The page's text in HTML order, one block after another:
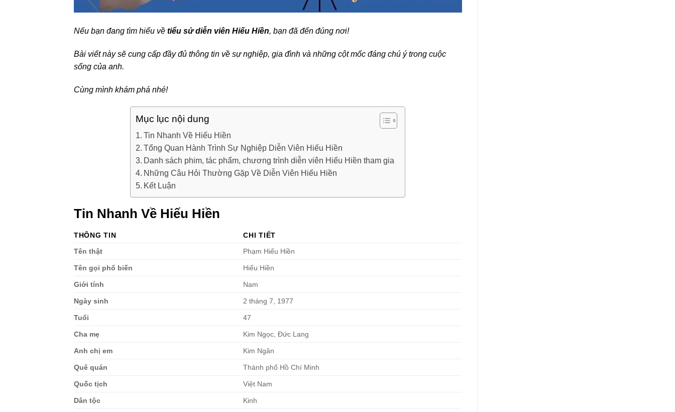
Nếu bạn đang tìm hiểu về tiểu sử diễn viên Hiếu Hiền, bạn đã đến đúng nơi!
Bài viết này sẽ cung cấp đầy đủ thông tin về sự nghiệp, gia đình và những cột mốc đáng chú ý trong cuộc
sống của anh.
Cùng mình khám phá nhé!
Mục lục nội dung
Tin Nhanh Về Hiếu Hiền
Tổng Quan Hành Trình Sự Nghiệp Diễn Viên Hiếu Hiền
Danh sách phim, tác phẩm, chương trình diễn viên Hiếu Hiền tham gia
Những Câu Hỏi Thường Gặp Về Diễn Viên Hiếu Hiền
Kết Luận
Tin Nhanh Về Hiếu Hiền
THÔNG TIN
CHI TIẾT
Tên thật
Phạm Hiếu Hiền
Tên gọi phổ biến Hiếu Hiền
Giới tính Nam
Ngày sinh 2 tháng 7, 1977
Tuổi 47
Cha mẹ Kim Ngọc, Đức Lang
Anh chị em Kim Ngân
Quê quán Thành phố Hồ Chí Minh
Quốc tịch Việt Nam
Dân tộc Kinh